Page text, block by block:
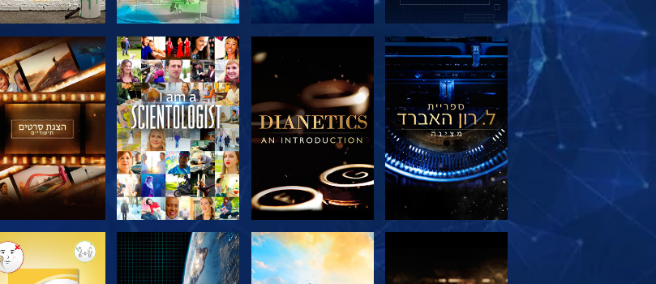
בדוק את הסדרה בדוק את הסדרה בדוק את הסדרה בדוק את הסדרה
בדוק את הסדרה צפה בדוק את הסדרה בדוק את הסדרה